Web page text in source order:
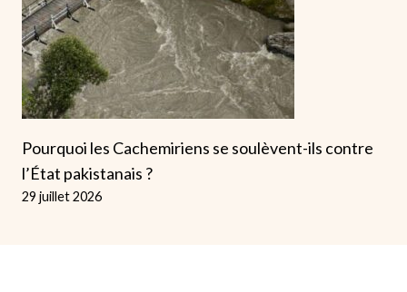
Pourquoi les Cachemiriens se soulèvent-ils contre
l’État pakistanais ?
29 juillet 2026